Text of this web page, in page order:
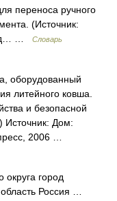
переноса ручного
(Источник:
…
Словарь
оборудованный
литейного ковша.
и безопасной
Источник: Дом:
2006 …
округа город
Россия …